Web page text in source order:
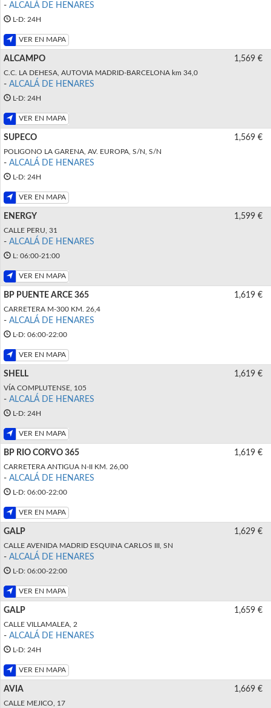
- ALCALÁ DE HENARES
L-D: 24H
VER EN MAPA
ALCAMPO
C.C. LA DEHESA, AUTOVIA MADRID-BARCELONA km 34,0
- ALCALÁ DE HENARES
L-D: 24H
VER EN MAPA
1,569 €
SUPECO
POLIGONO LA GARENA, AV. EUROPA, S/N, S/N
- ALCALÁ DE HENARES
L-D: 24H
VER EN MAPA
1,569 €
ENERGY
CALLE PERU, 31
- ALCALÁ DE HENARES
L: 06:00-21:00
VER EN MAPA
1,599 €
BP PUENTE ARCE 365
CARRETERA M-300 KM. 26,4
- ALCALÁ DE HENARES
L-D: 06:00-22:00
VER EN MAPA
1,619 €
SHELL
VÍA COMPLUTENSE, 105
- ALCALÁ DE HENARES
L-D: 24H
VER EN MAPA
1,619 €
BP RIO CORVO 365
CARRETERA ANTIGUA N-II KM. 26,00
- ALCALÁ DE HENARES
L-D: 06:00-22:00
VER EN MAPA
1,619 €
GALP
CALLE AVENIDA MADRID ESQUINA CARLOS III, SN
- ALCALÁ DE HENARES
L-D: 06:00-22:00
VER EN MAPA
1,629 €
GALP
CALLE VILLAMALEA, 2
- ALCALÁ DE HENARES
L-D: 24H
VER EN MAPA
1,659 €
AVIA
CALLE MEJICO, 17
1,669 €